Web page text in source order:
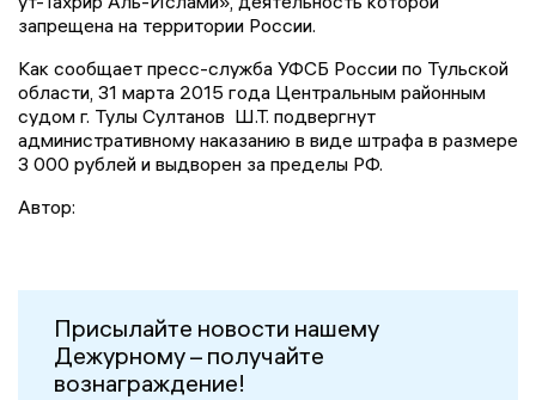
запрещена на территории России.
Как сообщает пресс-служба УФСБ России по Тульской
области, 31 марта 2015 года Центральным районным
судом г. Тулы Султанов Ш.Т. подвергнут
административному наказанию в виде штрафа в размере
3 000 рублей и выдворен за пределы РФ.
Автор:
Присылайте новости нашему
Дежурному – получайте
вознаграждение!